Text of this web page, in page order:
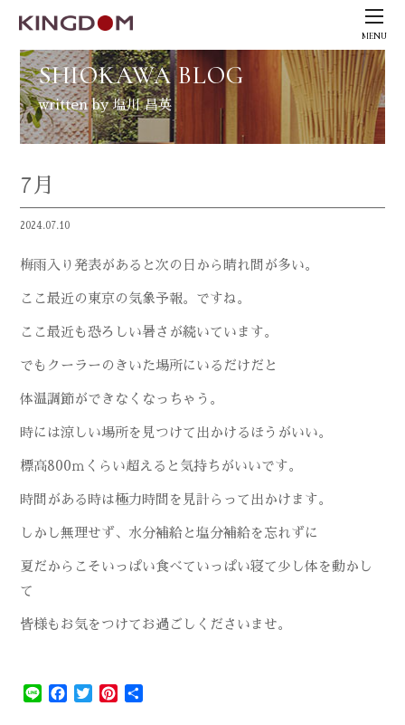
MENU
SHIOKAWA BLOG
written by 塩川 昌英
7月
2024.07.10
梅雨入り発表があると次の日から晴れ間が多い。
ここ最近の東京の気象予報。ですね。
ここ最近も恐ろしい暑さが続いています。
でもクーラーのきいた場所にいるだけだと
体温調節ができなくなっちゃう。
時には涼しい場所を見つけて出かけるほうがいい。
標高800ｍくらい超えると気持ちがいいです。
時間がある時は極力時間を見計らって出かけます。
しかし無理せず、水分補給と塩分補給を忘れずに
夏だからこそいっぱい食べていっぱい寝て少し体を動かし
て
皆様もお気をつけてお過ごしくださいませ。
Line Facebook
TwitterPinterest